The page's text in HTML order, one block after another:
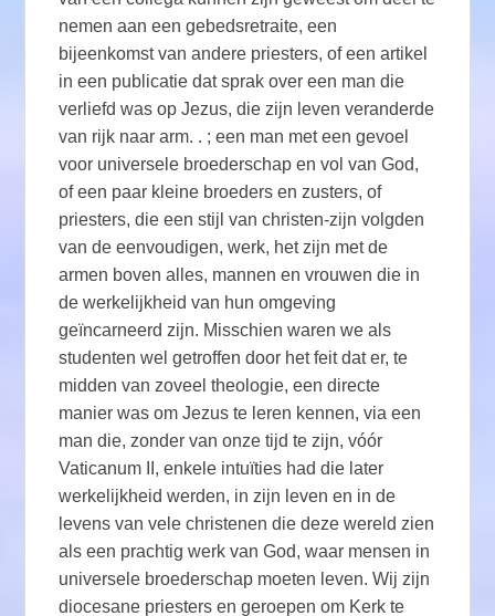
nemen aan een gebedsretraite, een
bijeenkomst van andere priesters, of een artikel
in een publicatie dat sprak over een man die
verliefd was op Jezus, die zijn leven veranderde
van rijk naar arm. . ; een man met een gevoel
voor universele broederschap en vol van God,
of een paar kleine broeders en zusters, of
priesters, die een stijl van christen-zijn volgden
van de eenvoudigen, werk, het zijn met de
armen boven alles, mannen en vrouwen die in
de werkelijkheid van hun omgeving
geïncarneerd zijn. Misschien waren we als
studenten wel getroffen door het feit dat er, te
midden van zoveel theologie, een directe
manier was om Jezus te leren kennen, via een
man die, zonder van onze tijd te zijn, vóór
Vaticanum II, enkele intuïties had die later
werkelijkheid werden, in zijn leven en in de
levens van vele christenen die deze wereld zien
als een prachtig werk van God, waar mensen in
universele broederschap moeten leven. Wij zijn
diocesane priesters en geroepen om Kerk te